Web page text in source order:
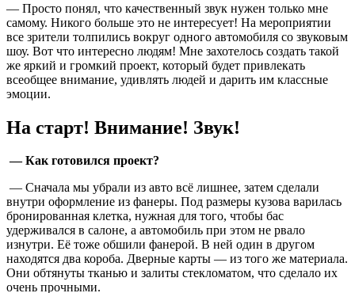
— Просто понял, что качественный звук нужен только мне
самому. Никого больше это не интересует! На мероприятии
все зрители толпились вокруг одного автомобиля со звуковым
шоу. Вот что интересно людям! Мне захотелось создать такой
же яркий и громкий проект, который будет привлекать
всеобщее внимание, удивлять людей и дарить им классные
эмоции.
На старт! Внимание! Звук!
— Как готовился проект?
— Сначала мы убрали из авто всё лишнее, затем сделали
внутри оформление из фанеры. Под размеры кузова варилась
бронированная клетка, нужная для того, чтобы бас
удерживался в салоне, а автомобиль при этом не рвало
изнутри. Её тоже обшили фанерой. В ней один в другом
находятся два короба. Дверные карты — из того же материала.
Они обтянуты тканью и залиты стекломатом, что сделало их
очень прочными.